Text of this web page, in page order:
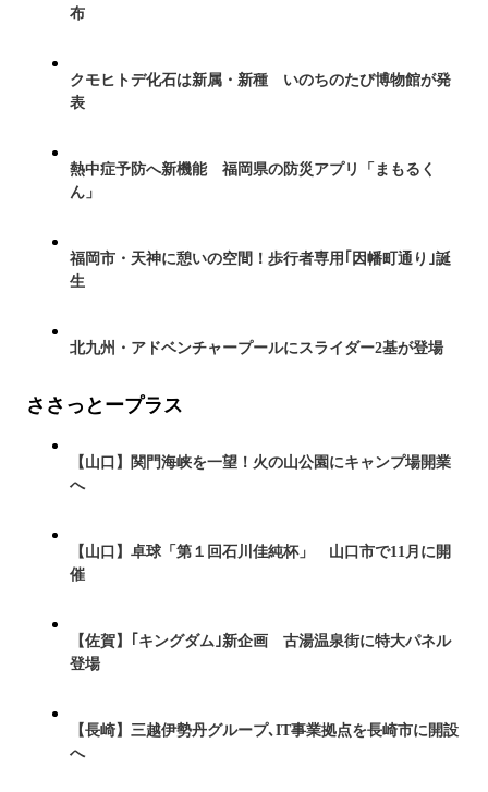
布
クモヒトデ化石は新属・新種 いのちのたび博物館が発
表
熱中症予防へ新機能 福岡県の防災アプリ「まもるく
ん」
福岡市・天神に憩いの空間！歩行者専用｢因幡町通り｣誕
生
北九州・アドベンチャープールにスライダー2基が登場
ささっとープラス
【山口】関門海峡を一望！火の山公園にキャンプ場開業
へ
【山口】卓球「第１回石川佳純杯」 山口市で11月に開
催
【佐賀】｢キングダム｣新企画 古湯温泉街に特大パネル
登場
【長崎】三越伊勢丹グループ､IT事業拠点を長崎市に開設
へ